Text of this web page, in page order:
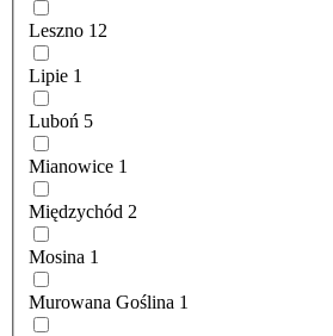
Leszno 12
Lipie 1
Luboń 5
Mianowice 1
Międzychód 2
Mosina 1
Murowana Goślina 1